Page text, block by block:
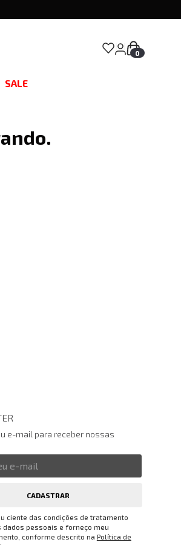
0
SALE
e-mail para receber nossas
CADASTRAR
ciente das condições de tratamento
dados pessoais e forneço meu
conforme descrito na Política de